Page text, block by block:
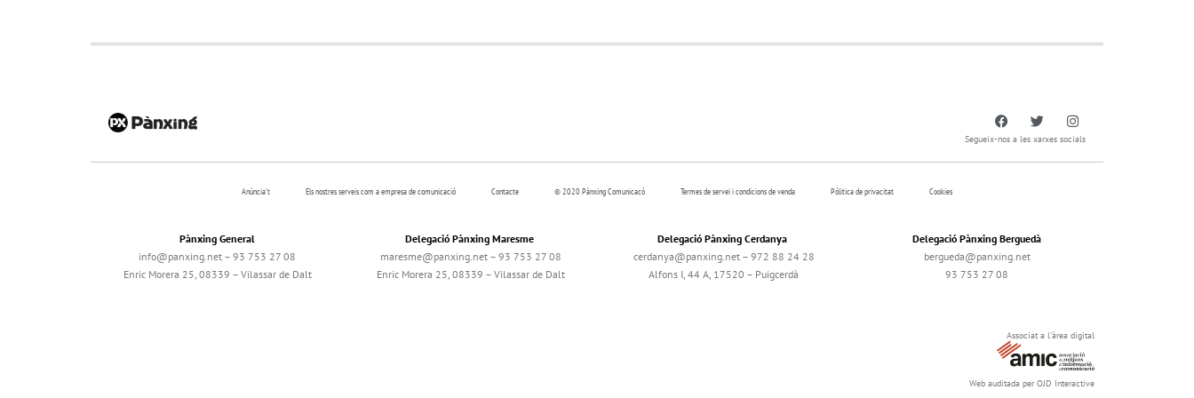
Segueix-nos a les xarxes socials
Anúncia’t Els nostres serveis com a empresa de comunicació Contacte © 2020 Pànxing Comunicacó Termes de servei i condicions de venda Pólitica de privacitat Cookies
Pànxing General
info@panxing.net – 93 753 27 08
Enric Morera 25, 08339 – Vilassar de Dalt
Delegació Pànxing Maresme
maresme@panxing.net – 93 753 27 08
Enric Morera 25, 08339 – Vilassar de Dalt
Delegació Pànxing Cerdanya
cerdanya@panxing.net – 972 88 24 28
Alfons I, 44 A, 17520 – Puigcerdà
Delegació Pànxing Berguedà
bergueda@panxing.net
93 753 27 08
Associat a l'àrea digital
Web auditada per OJD Interactive